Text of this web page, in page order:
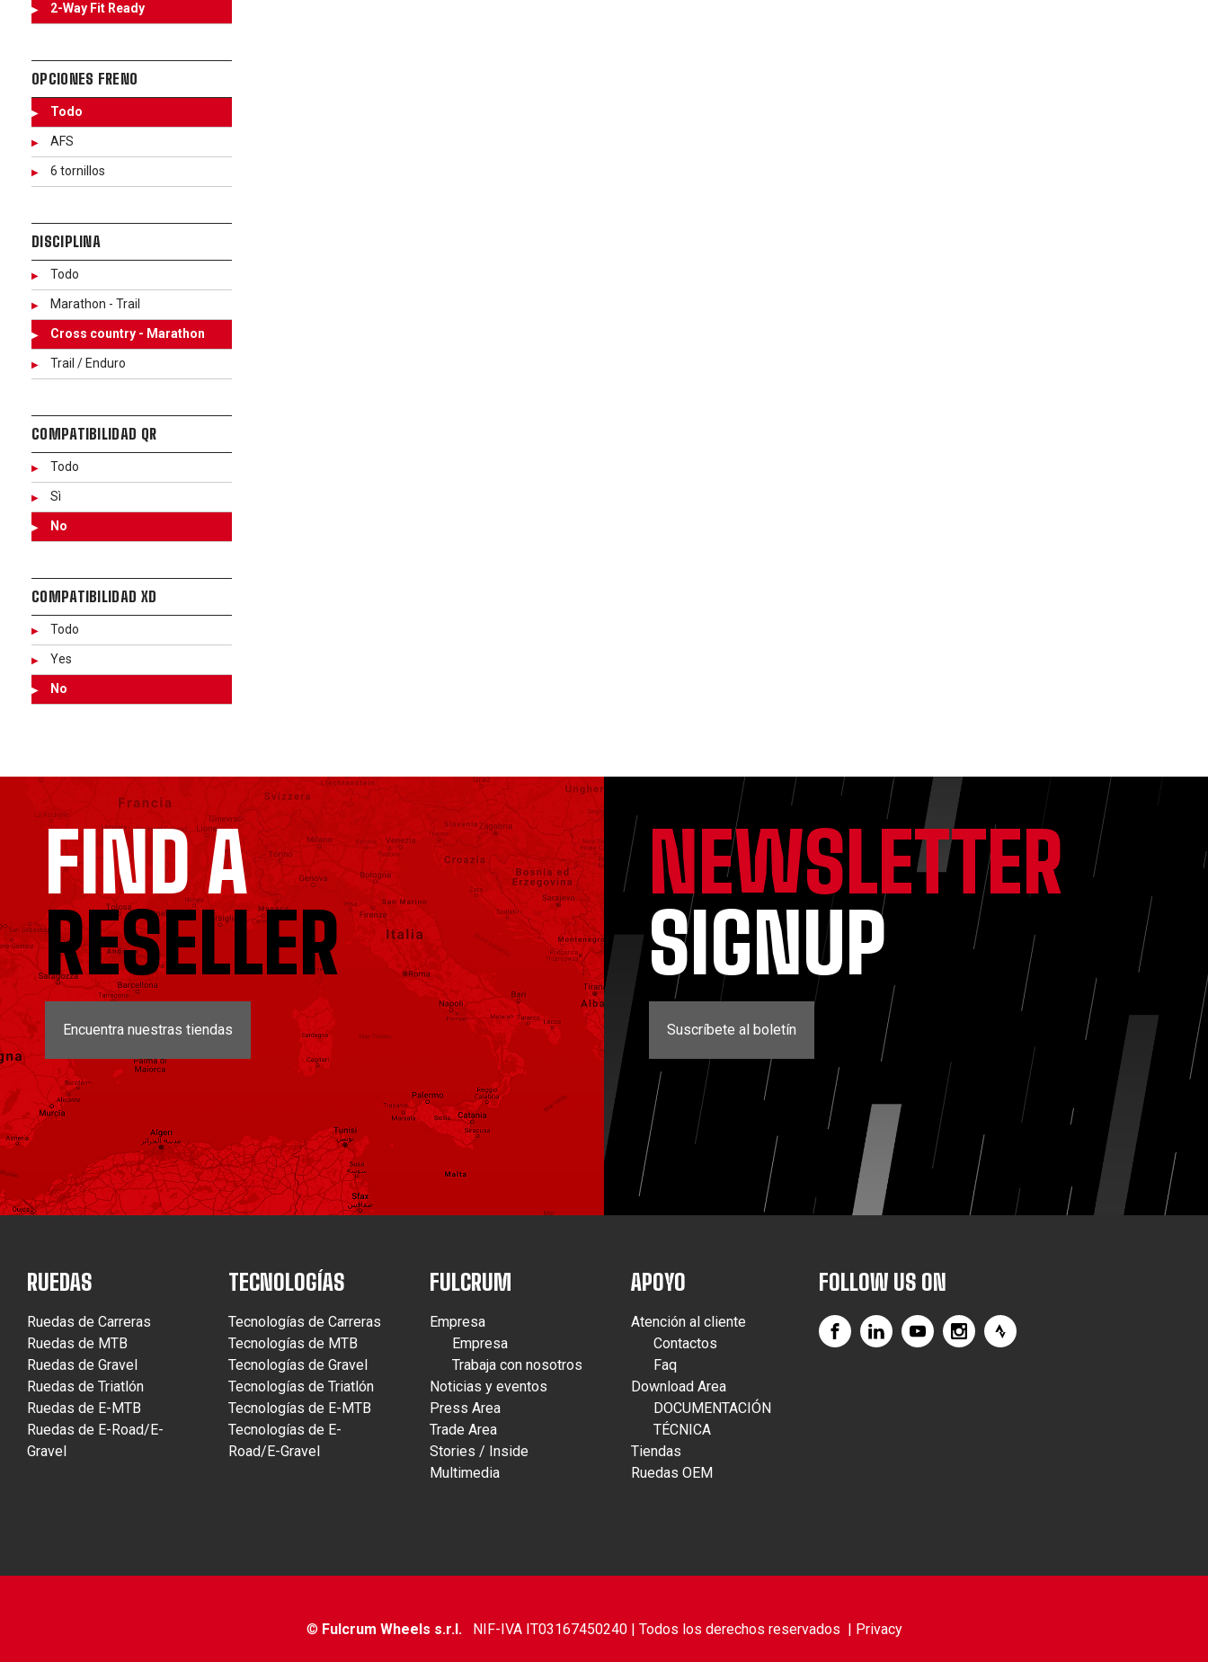
2-Way Fit Ready
OPCIONES FRENO
Todo
AFS
6 tornillos
DISCIPLINA
Todo
Marathon - Trail
Cross country - Marathon
Trail / Enduro
COMPATIBILIDAD QR
Todo
Sì
No
COMPATIBILIDAD XD
Todo
Yes
No
FIND A
RESELLER
Encuentra nuestras tiendas
NEWSLETTER
SIGNUP
Suscríbete al boletín
RUEDAS
Ruedas de Carreras
Ruedas de MTB
Ruedas de Gravel
Ruedas de Triatlón
Ruedas de E-MTB
Ruedas de E-Road/E-
Gravel
TECNOLOGÍAS
Tecnologías de Carreras
Tecnologías de MTB
Tecnologías de Gravel
Tecnologías de Triatlón
Tecnologías de E-MTB
Tecnologías de E-
Road/E-Gravel
FULCRUM
Empresa
Empresa
Trabaja con nosotros
Noticias y eventos
Press Area
Trade Area
Stories / Inside
Multimedia
APOYO
Atención al cliente
Contactos
Faq
Download Area
DOCUMENTACIÓN
TÉCNICA
Tiendas
Ruedas OEM
FOLLOW US ON
© Fulcrum Wheels s.r.l.NIF-IVA IT03167450240 | Todos los derechos reservados | Privacy